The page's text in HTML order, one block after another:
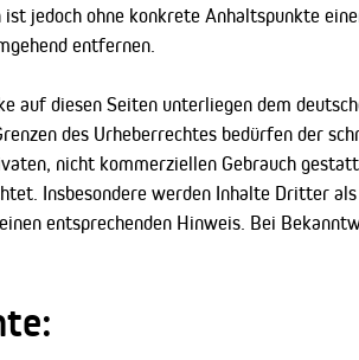
jedoch ohne konkrete Anhaltspunkte
entfernen.
diesen Seiten unterliegen dem
des Urheberrechtes bedürfen der
nicht kommerziellen Gebrauch
Insbesondere werden Inhalte Dritter
entsprechenden Hinweis. Bei